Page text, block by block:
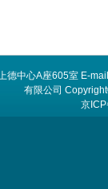
德中心A座605室 E-
有限公司
京